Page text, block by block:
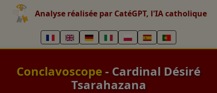
Analyse réalisée par CatéGPT, l'IA catholique
Conclavoscope - Cardinal Désiré
Tsarahazana